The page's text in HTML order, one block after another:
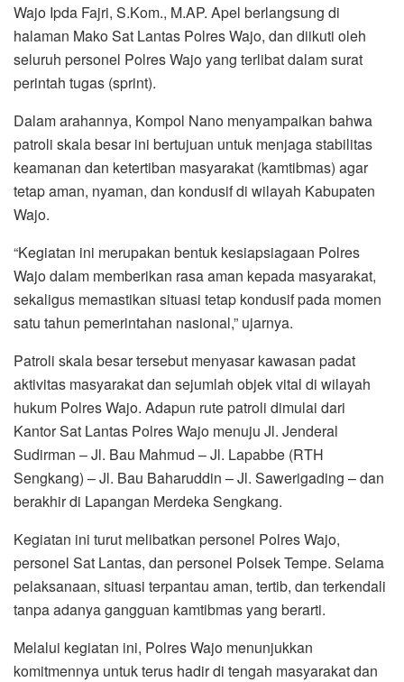
Wajo Ipda Fajri, S.Kom., M.AP. Apel berlangsung di
halaman Mako Sat Lantas Polres Wajo, dan diikuti oleh
seluruh personel Polres Wajo yang terlibat dalam surat
perintah tugas (sprint).
Dalam arahannya, Kompol Nano menyampaikan bahwa
patroli skala besar ini bertujuan untuk menjaga stabilitas
keamanan dan ketertiban masyarakat (kamtibmas) agar
tetap aman, nyaman, dan kondusif di wilayah Kabupaten
Wajo.
“Kegiatan ini merupakan bentuk kesiapsiagaan Polres
Wajo dalam memberikan rasa aman kepada masyarakat,
sekaligus memastikan situasi tetap kondusif pada momen
satu tahun pemerintahan nasional,” ujarnya.
Patroli skala besar tersebut menyasar kawasan padat
aktivitas masyarakat dan sejumlah objek vital di wilayah
hukum Polres Wajo. Adapun rute patroli dimulai dari
Kantor Sat Lantas Polres Wajo menuju Jl. Jenderal
Sudirman – Jl. Bau Mahmud – Jl. Lapabbe (RTH
Sengkang) – Jl. Bau Baharuddin – Jl. Sawerigading – dan
berakhir di Lapangan Merdeka Sengkang.
Kegiatan ini turut melibatkan personel Polres Wajo,
personel Sat Lantas, dan personel Polsek Tempe. Selama
pelaksanaan, situasi terpantau aman, tertib, dan terkendali
tanpa adanya gangguan kamtibmas yang berarti.
Melalui kegiatan ini, Polres Wajo menunjukkan
komitmennya untuk terus hadir di tengah masyarakat dan